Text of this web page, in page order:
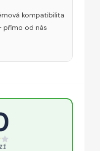
kompatibilita
přímo od nás